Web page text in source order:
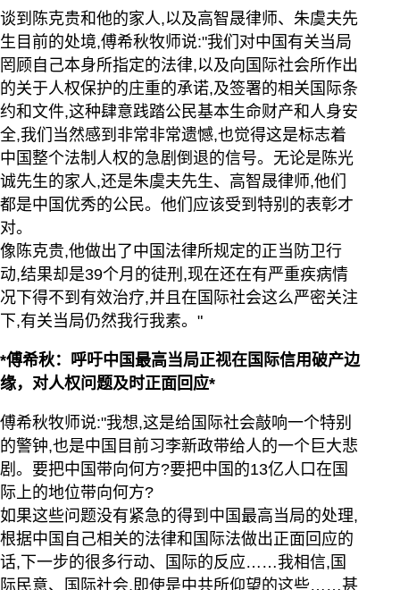
谈到陈克贵和他的家人,以及高智晟律师、朱虞夫先
生目前的处境,傅希秋牧师说:"我们对中国有关当局
罔顾自己本身所指定的法律,以及向国际社会所作出
的关于人权保护的庄重的承诺,及签署的相关国际条
约和文件,这种肆意践踏公民基本生命财产和人身安
全,我们当然感到非常非常遗憾,也觉得这是标志着
中国整个法制人权的急剧倒退的信号。无论是陈光
诚先生的家人,还是朱虞夫先生、高智晟律师,他们
都是中国优秀的公民。他们应该受到特别的表彰才
对。
像陈克贵,他做出了中国法律所规定的正当防卫行
动,结果却是39个月的徒刑,现在还在有严重疾病情
况下得不到有效治疗,并且在国际社会这么严密关注
下,有关当局仍然我行我素。"
*傅希秋：呼吁中国最高当局正视在国际信用破产边
缘，对人权问题及时正面回应*
傅希秋牧师说:"我想,这是给国际社会敲响一个特别
的警钟,也是中国目前习李新政带给人的一个巨大悲
剧。要把中国带向何方?要把中国的13亿人口在国
际上的地位带向何方?
如果这些问题没有紧急的得到中国最高当局的处理,
根据中国自己相关的法律和国际法做出正面回应的
话,下一步的很多行动、国际的反应……我相信,国
际民意、国际社会,即使是中共所仰望的这些……甚